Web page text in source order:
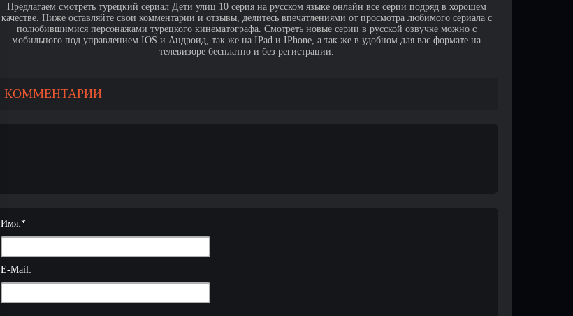
Предлагаем смотреть турецкий сериал Дети улиц 10 серия на русском языке онлайн все серии подряд в хорошем
качестве. Ниже оставляйте свои комментарии и отзывы, делитесь впечатлениями от просмотра любимого сериала с
полюбившимися персонажами турецкого кинематографа. Смотреть новые серии в русской озвучке можно с
мобильного под управлением IOS и Андроид, так же на IPad и IPhone, а так же в удобном для вас формате на
телевизоре бесплатно и без регистрации.
КОММЕНТАРИИ
Имя:*
E-Mail: